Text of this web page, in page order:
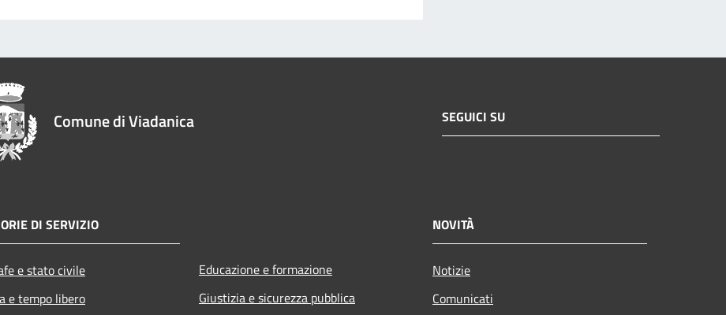
Comune di Viadanica SEGUICI SU
DI SERVIZIO
e stato civile
e tempo libero
Educazione e formazione
Giustizia e sicurezza pubblica
NOVITÀ
Notizie
Comunicati